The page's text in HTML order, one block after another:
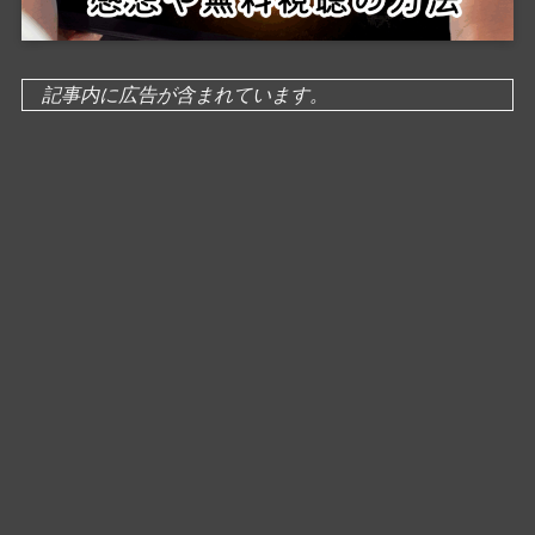
記事内に広告が含まれています。